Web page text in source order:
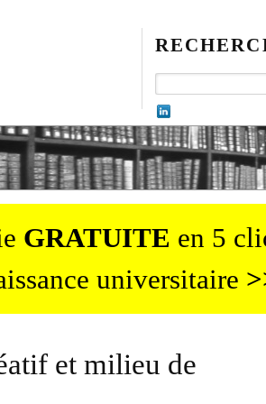
GRATUITE en 5
universitaire
et milieu de